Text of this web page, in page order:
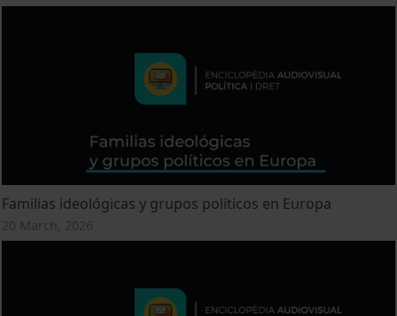
Familias ideológicas y grupos políticos en Europa
20 March, 2026